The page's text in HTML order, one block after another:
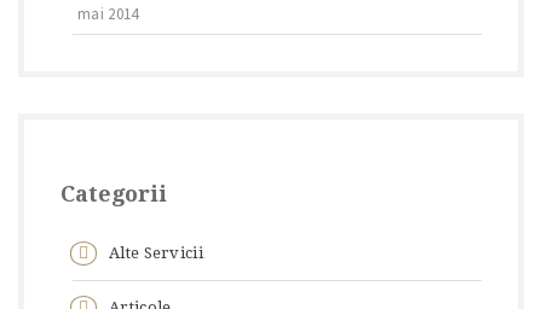
mai 2014
Categorii
Alte Servicii